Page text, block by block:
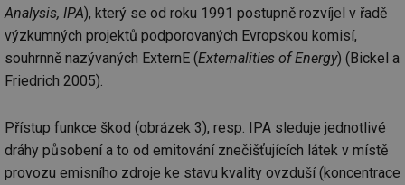
Analysis, IPA), který se od roku 1991 postupně rozvíjel v řadě
výzkumných projektů podporovaných Evropskou komisí,
souhrnně nazývaných ExternE (Externalities of Energy) (Bickel a
Friedrich 2005).
Přístup funkce škod (obrázek 3), resp. IPA sleduje jednotlivé
dráhy působení a to od emitování znečišťujících látek v místě
provozu emisního zdroje ke stavu kvality ovzduší (koncentrace